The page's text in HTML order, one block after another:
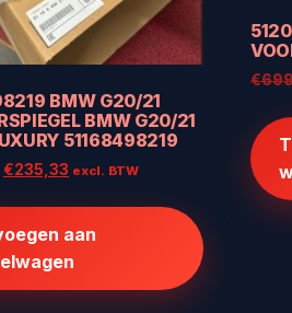
BMW G20/21
BMW G20/21
51168498219
Oorspronkelijke
€276,86.
€235,33 Huidige
€235,33.
excl. BTW
aan
€